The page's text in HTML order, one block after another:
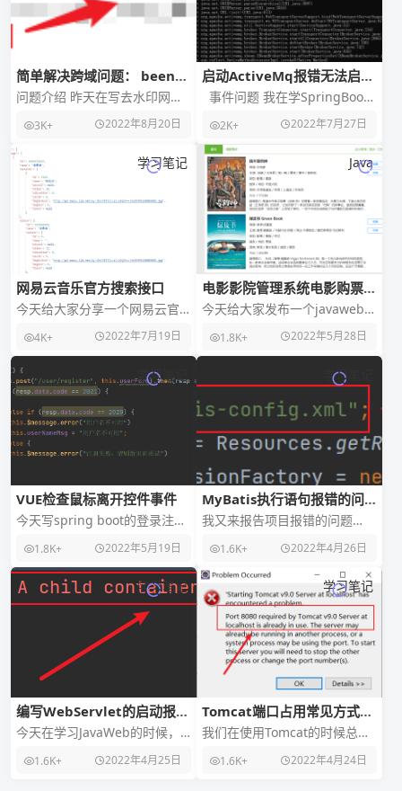
简单解决跨域问题： been
blocked by CORS policy
问题介绍 昨天在写去水印网站
写，就可网页单独调用API使
用。但是没想到出现
3K+ 2022年8月20日
启动ActiveMq报错无法启动
或者闪退
事件问题 我在学SpringBoot
错，报错问题代码
2K+ 2022年7月27日
学习笔记
网易云音乐官方搜索接口
今天给大家分享一个网易云官
自己根据返回数据开发，返回
格式为JSON
4K+ 2022年7月19日
Java
电影影院管理系统电影购票系
统java项目jsp web项目
今天给大家发布一个javaweb的
JSP的项目，如果你连JSP都不知
道的话
1.8K+ 2022年5月28日
学习笔记
VUE检查鼠标离开控件事件
今天写spring boot的登录注册
否存在的提示，只要你聚点不
在注册名字
1.8K+ 2022年5月19日
学习笔记
MyBatis执行语句报错的问
题
我又来报告项目报错的问题
了。是MyBatis问题，我在配置
mMyBa
1.6K+ 2022年4月26日
学习笔记
编写WebServlet的启动报错
的问题
今天在学习JavaWeb的时候，
目报错，我当时以为又是端口
1.6K+ 2022年4月25日
学习笔记
Tomcat端口占用常见方式以
及解决方法
我们在使用Tomcat的时候总是
很麻烦。你们有没有想过不是
1.6K+ 2022年4月24日